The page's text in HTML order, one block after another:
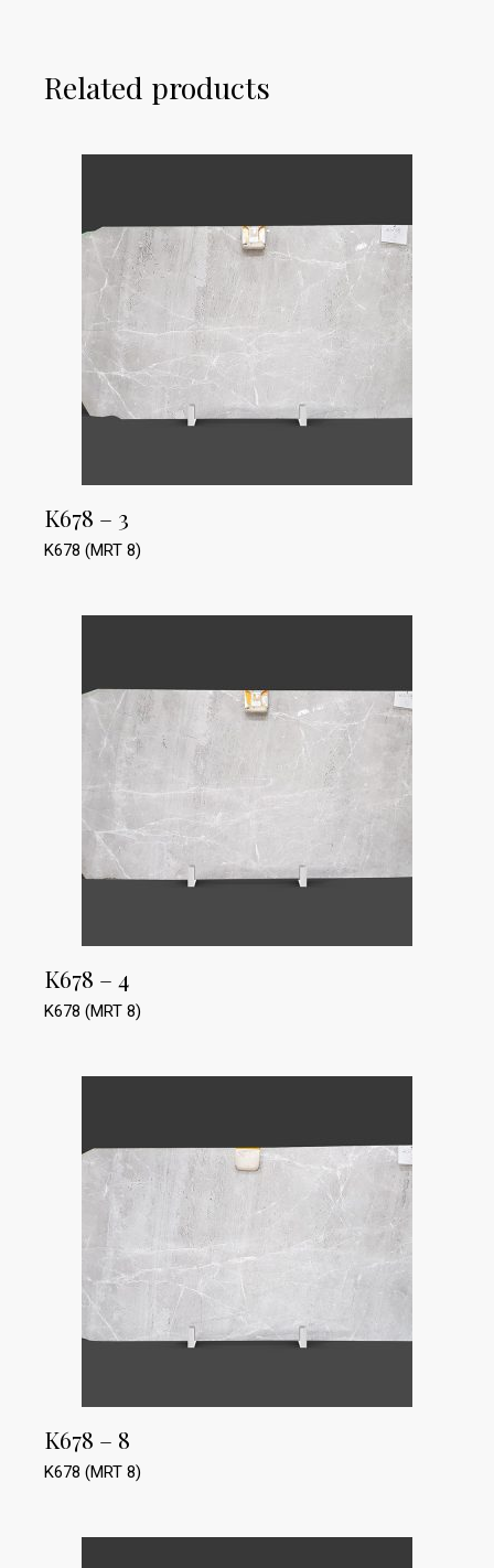
Related products
K678 – 3
K678 (MRT 8)
K678 – 4
K678 (MRT 8)
K678 – 8
K678 (MRT 8)